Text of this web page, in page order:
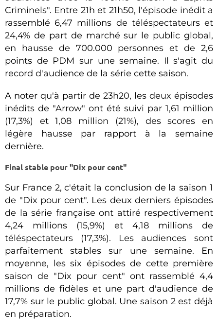
Criminels". Entre 21h et 21h50, l'épisode inédit a
rassemblé 6,47 millions de téléspectateurs et
24,4% de part de marché sur le public global,
en hausse de 700.000 personnes et de 2,6
points de PDM sur une semaine. Il s'agit du
record d'audience de la série cette saison.
A noter qu'à partir de 23h20, les deux épisodes
inédits de "Arrow" ont été suivi par 1,61 million
(17,3%) et 1,08 million (21%), des scores en
légère hausse par rapport à la semaine
dernière.
Final stable pour "Dix pour cent"
Sur France 2, c'était la conclusion de la saison 1
de "Dix pour cent". Les deux derniers épisodes
de la série française ont attiré respectivement
4,24 millions (15,9%) et 4,18 millions de
téléspectateurs (17,3%). Les audiences sont
parfaitement stables sur une semaine. En
moyenne, les six épisodes de cette première
saison de "Dix pour cent" ont rassemblé 4,4
millions de fidèles et une part d'audience de
17,7% sur le public global. Une saison 2 est déjà
en préparation.